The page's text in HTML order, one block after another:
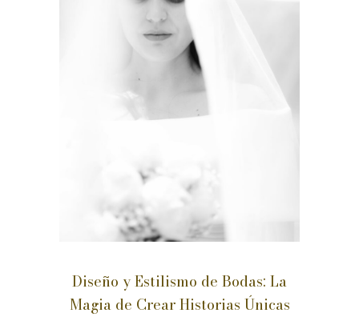
Diseño y Estilismo de Bodas: La
Magia de Crear Historias Únicas